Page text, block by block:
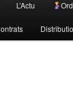
L’Actu